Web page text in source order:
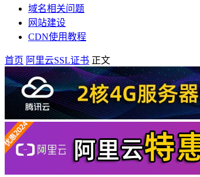
域名相关问题
网站建设
CDN使用教程
首页 阿里云SSL证书 正文